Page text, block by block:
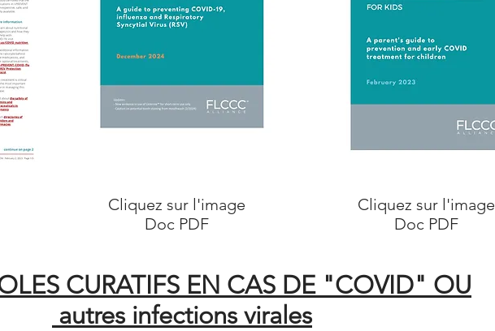
Cliquez sur l'image
Doc PDF
Cliquez sur l'image
Doc PDF
CURATIFS EN CAS DE "COVID" OU
autres infections virales